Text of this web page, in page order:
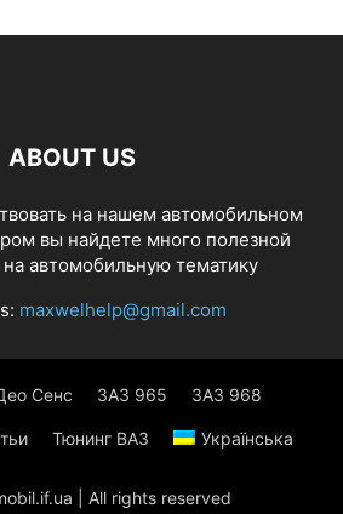
ABOUT US
на нашем автомобильном
вы найдете много полезной
автомобильную тематику
maxwelhelp@gmail.com
Сенс ЗАЗ 965 ЗАЗ 968
Тюнинг ВАЗ Українська
| All rights reserved